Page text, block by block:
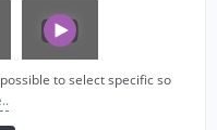
to select specific so